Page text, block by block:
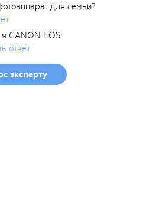
для семьи?
CANON EOS
ответ
эксперту